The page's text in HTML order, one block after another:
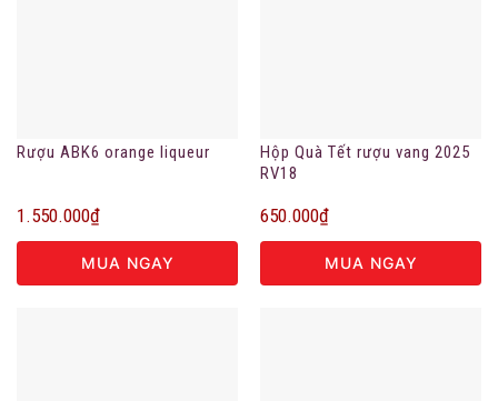
Rượu ABK6 orange liqueur
1.550.000₫
MUA NGAY
Hộp Quà Tết rượu vang 2025
RV18
650.000₫
MUA NGAY